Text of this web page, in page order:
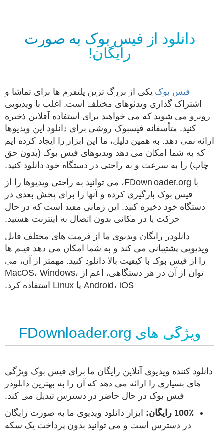
دانلود از فیس بوک به صورت
رایگان!
فیس بوک یکی از بزرگ ترین پلتفرم ها برای تماشا و
اشتراک گذاری ویدئوهای مختلف است. اغلب با ویدیویی
روبرو می شوید که می خواهید برای استفاده آفلاین ذخیره
کنید. متأسفانه فیسبوک روشی برای دانلود این ویدیوها
ارائه نمی دهد. به همین دلیل، ما این ابزار را ایجاد کرده ایم
که به شما امکان می دهد ویدیوهای فیس بوک (بدون حق
چاپ) را به سرعت و به راحتی در دستگاه خود دانلود کنید.
با FDownloader.org، می توانید به راحتی ویدیوها را از
فیس بوک بارگیری کرده و آنها را برای پخش بعدی در
دستگاه خود ذخیره کنید. این زمانی مفید است که در حال
حرکت یا در مکانی بدون اتصال به اینترنت هستید.
دانلودر رایگان ویدیوی ما از فرمت های مختلف فایل
ویدیویی پشتیبانی می کند و به شما امکان می دهد فیلم ها
را از فیس بوک با کیفیت بالا دانلود کنید. مهمتر از آن، می
توان از آن در هر دستگاهی، اعم از MacOS، Windows،
Android، iOS یا Linux استفاده کرد.
ویژگی های FDownloader.org
دانلود کننده ویدیوی آنلاین رایگان ما برای فیس بوک ویژگی
های بسیاری را ارائه می دهد که آن را به بهترین دانلودر
فیس بوک در حال حاضر در دسترس تبدیل می کند.
100٪ رایگان:
ابزار دانلود ویدیوی ما به صورت رایگان
در دسترس است و می توانید بدون پرداخت یک سکه